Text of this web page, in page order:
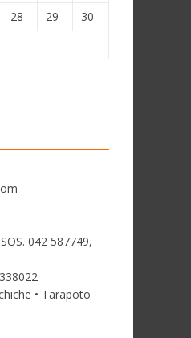
28 29
30
042 587749,
• Tarapoto